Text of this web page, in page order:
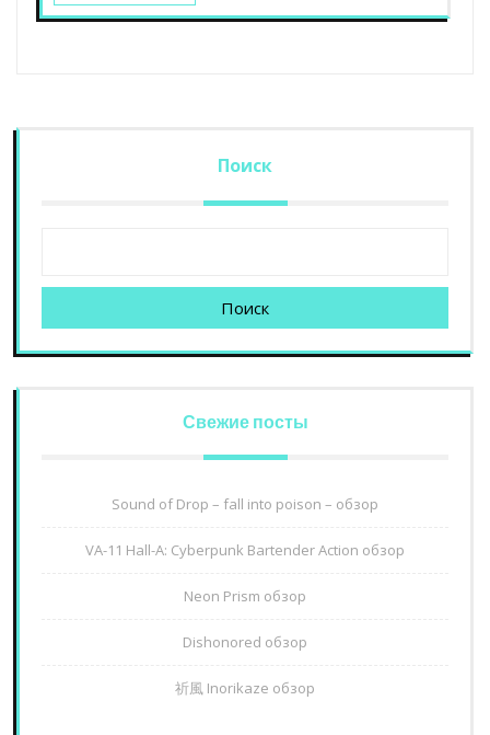
Поиск
Поиск
Свежие посты
Sound of Drop – fall into poison – обзор
VA-11 Hall-A: Cyberpunk Bartender Action обзор
Neon Prism обзор
Dishonored обзор
祈風 Inorikaze обзор